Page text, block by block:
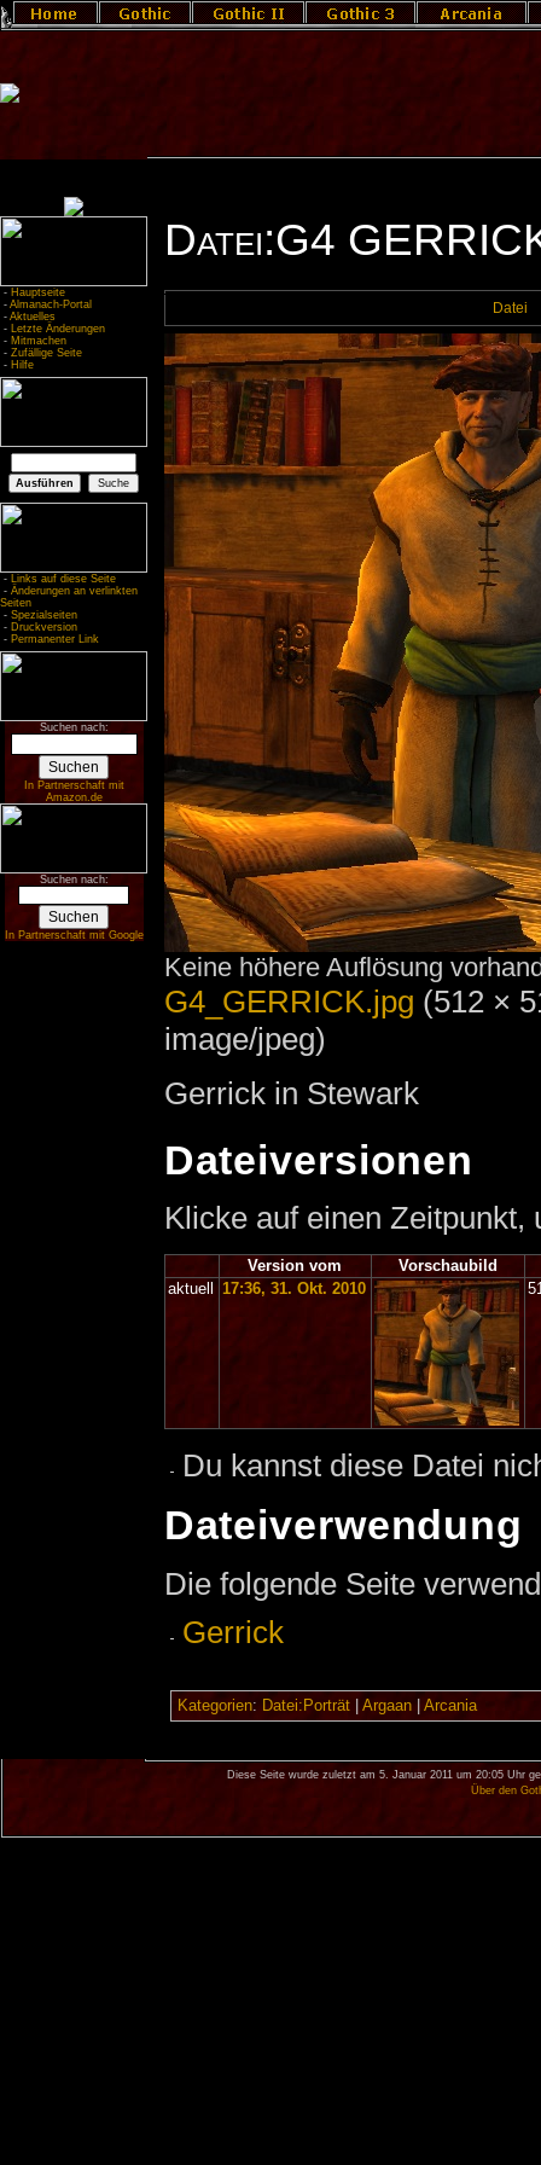
- Hauptseite
- Almanach-Portal
- Aktuelles
- Letzte Änderungen
- Mitmachen
- Zufällige Seite
- Hilfe
- Links auf diese Seite
- Änderungen an verlinkten
Seiten
- Spezialseiten
- Druckversion
- Permanenter Link
Suchen nach:
In Partnerschaft mit
Amazon.de
Suchen nach:
In Partnerschaft mit Google
Datei:G4
Datei
Keine höhere Auflösung
G4_GERRICK.jpg (512 ×
image/jpeg)
Gerrick in Stewark
Dateiversionen
Klicke auf einen
Version vom
Vorschaubild
aktuell
17:36, 31. Okt. 2010
Du kannst diese Datei
Dateiverwendung
Die folgende Seite
Gerrick
Kategorien: Datei:Porträt| Argaan| Arcania
Diese Seite wurde zuletzt am 5. Januar 2011 um 20:05 Uhr
Über den